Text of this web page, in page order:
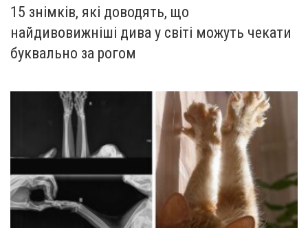
15 знімків, які доводять, що
найдивовижніші дива у світі можуть чекати
буквально за рогом